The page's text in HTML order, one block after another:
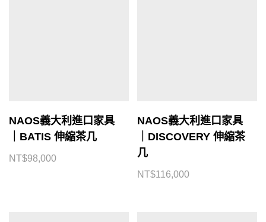
NAOS義大利進口家具
｜BATIS 伸縮茶几
NT$98,000
NAOS義大利進口家具
｜DISCOVERY 伸縮茶
几
NT$116,000